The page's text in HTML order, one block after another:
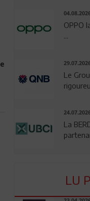
OPPO
...
Le
La
LU